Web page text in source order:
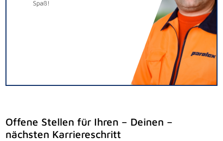
Spaß!
Offene Stellen für Ihren – Deinen –
nächsten Karriereschritt